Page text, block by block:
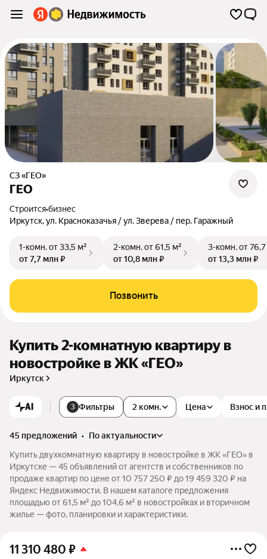
СЗ «ГЕО»
ГЕО
Строится•бизнес
Иркутск,ул. Красноказачья / ул. Зверева / пер. Гаражный
1-комн.от 33,5 м²
от 7,7 млн ₽
2-комн.от 61,5 м²
от 10,8 млн ₽
3-комн.от
от 13,3 млн ₽
Позвонить
Купить 2-комнатную квартиру в
новостройке в ЖК «ГЕО»
Иркутск
AI 3 Фильтры Цена Взнос и
2 комн.
45 предложений •
по актуальности
Купить двухкомнатную квартиру в новостройке в ЖК «ГЕО» в
Иркутске — 45 объявлений от агентств и собственников по
продаже квартир по цене от 10 757 250 ₽ до 19 459 320 ₽ на
Яндекс Недвижимости. В нашем каталоге предложения
площадью от 61,5 м² до 104,6 м² в новостройках и вторичном
жилье — фото, планировки и характеристики.
11 310 480 ₽